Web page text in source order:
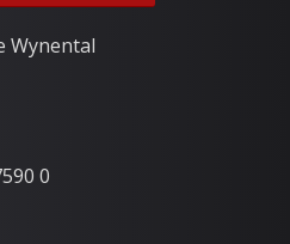
Wynental
0